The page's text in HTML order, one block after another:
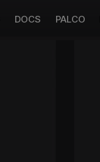
DOCS PALCO